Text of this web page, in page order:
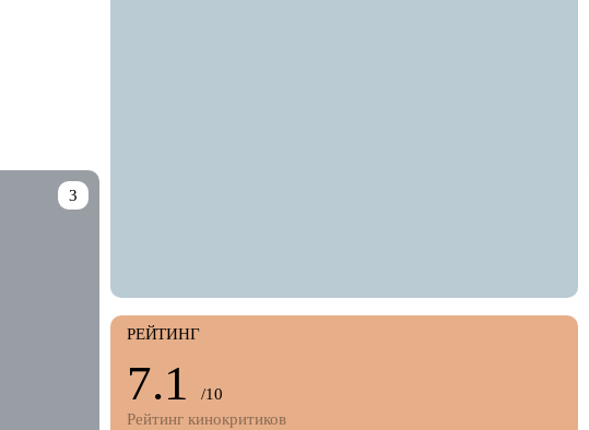
3
РЕЙТИНГ
7.1
/10
Рейтинг кинокритиков